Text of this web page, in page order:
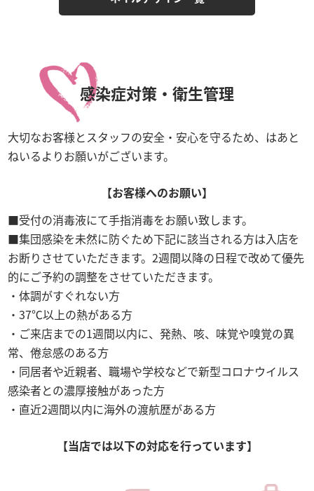
感染症対策・衛生管理
大切なお客様とスタッフの安全・安心を守るため、はあと
ねいるよりお願いがございます。
【お客様へのお願い】
受付の消毒液にて手指消毒をお願い致します。
集団感染を未然に防ぐため下記に該当される方は入店を
お断りさせていただきます。2週間以降の日程で改めて優先
的にご予約の調整をさせていただきます。
体調がすぐれない方
37℃以上の熱がある方
ご来店までの1週間以内に、発熱、咳、味覚や嗅覚の異
常、倦怠感のある方
同居者や近親者、職場や学校などで新型コロナウイルス
感染者との濃厚接触があった方
直近2週間以内に海外の渡航歴がある方
【当店では以下の対応を行っています】